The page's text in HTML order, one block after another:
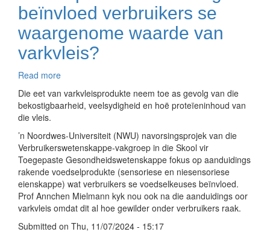
beïnvloed verbruikers se
waargenome waarde van
varkvleis?
Read more
Watter
produkaanduidings
beïnvloed
se
waargenome
waarde
van
varkvleis?
Die eet van varkvleisprodukte neem toe as gevolg van die
bekostigbaarheid, veelsydigheid en hoë proteïeninhoud van
die vleis.
’n Noordwes-Universiteit (NWU) navorsingsprojek van die
Verbruikerswetenskappe-vakgroep in die Skool vir
Toegepaste Gesondheidswetenskappe fokus op aanduidings
rakende voedselprodukte (sensoriese en niesensoriese
eienskappe) wat verbruikers se voedselkeuses beïnvloed.
Prof Annchen Mielmann kyk nou ook na die aanduidings oor
varkvleis omdat dit al hoe gewilder onder verbruikers raak.
Submitted on Thu, 11/07/2024 - 15:17